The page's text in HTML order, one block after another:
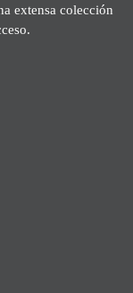
extensa colección